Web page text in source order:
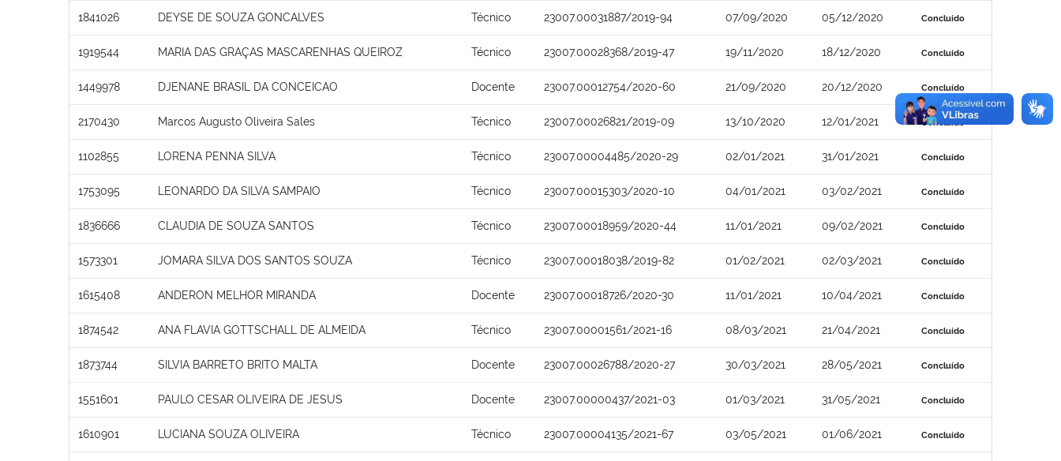
1841026 DEYSE DE SOUZA GONCALVES Técnico 23007.00031887/2019-94 07/09/2020 05/12/2020 Concluído
1919544 MARIA DAS GRAÇAS MASCARENHAS QUEIROZ Técnico 23007.00028368/2019-47 19/11/2020 18/12/2020 Concluído
1449978 DJENANE BRASIL DA CONCEICAO Docente 23007.00012754/2020-60 21/09/2020 20/12/2020 Concluído
2170430 Marcos Augusto Oliveira Sales Técnico 23007.00026821/2019-09 13/10/2020 12/01/2021 Concluído
1102855 LORENA PENNA SILVA Técnico 23007.00004485/2020-29 02/01/2021 31/01/2021 Concluído
1753095 LEONARDO DA SILVA SAMPAIO Técnico 23007.00015303/2020-10 04/01/2021 03/02/2021 Concluído
1836666 CLAUDIA DE SOUZA SANTOS Técnico 23007.00018959/2020-44 11/01/2021 09/02/2021 Concluído
1573301 JOMARA SILVA DOS SANTOS SOUZA Técnico 23007.00018038/2019-82 01/02/2021 02/03/2021 Concluído
1615408 ANDERON MELHOR MIRANDA Docente 23007.00018726/2020-30 11/01/2021 10/04/2021 Concluído
1874542 ANA FLAVIA GOTTSCHALL DE ALMEIDA Técnico 23007.00001561/2021-16 08/03/2021 21/04/2021 Concluído
1873744 SILVIA BARRETO BRITO MALTA Docente 23007.00026788/2020-27 30/03/2021 28/05/2021 Concluído
1551601 PAULO CESAR OLIVEIRA DE JESUS Docente 23007.00000437/2021-03 01/03/2021 31/05/2021 Concluído
1610901 LUCIANA SOUZA OLIVEIRA Técnico 23007.00004135/2021-67 03/05/2021 01/06/2021 Concluído